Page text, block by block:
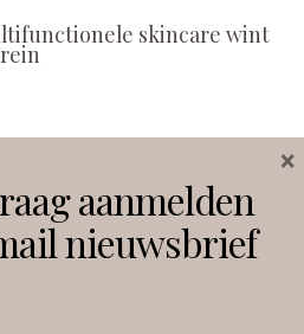
skincare wint
Facebook
aanmelden
nieuwsbrief
×